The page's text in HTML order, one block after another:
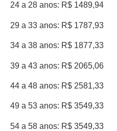
24 a 28 anos: R$ 1489,94
29 a 33 anos: R$ 1787,93
34 a 38 anos: R$ 1877,33
39 a 43 anos: R$ 2065,06
44 a 48 anos: R$ 2581,33
49 a 53 anos: R$ 3549,33
54 a 58 anos: R$ 3549,33